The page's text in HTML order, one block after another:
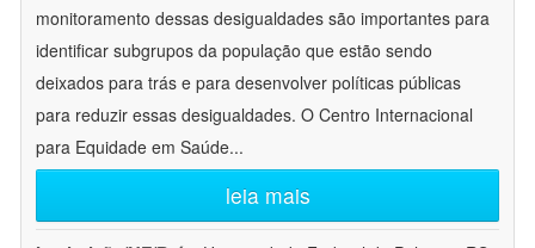
monitoramento dessas desigualdades são importantes para
identificar subgrupos da população que estão sendo
deixados para trás e para desenvolver políticas públicas
para reduzir essas desigualdades. O Centro Internacional
para Equidade em Saúde...
leia mais